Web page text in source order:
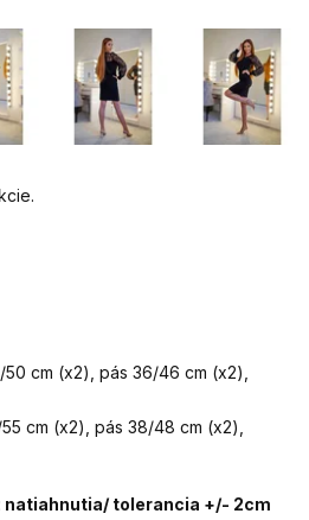
cm (x2), pás 36/46 cm (x2),
cm (x2), pás 38/48 cm (x2),
natiahnutia/ tolerancia +/- 2cm